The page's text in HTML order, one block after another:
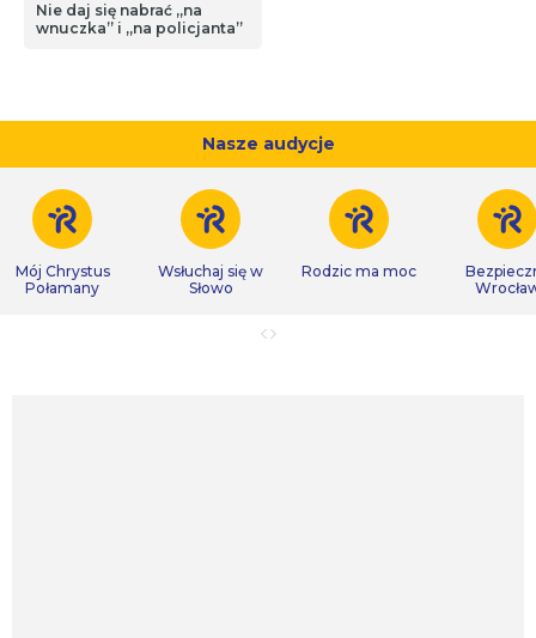
Nie daj się nabrać „na
wnuczka” i „na policjanta”
Nasze audycje
Mój Chrystus
Połamany
Wsłuchaj się w
Słowo
Rodzic ma moc